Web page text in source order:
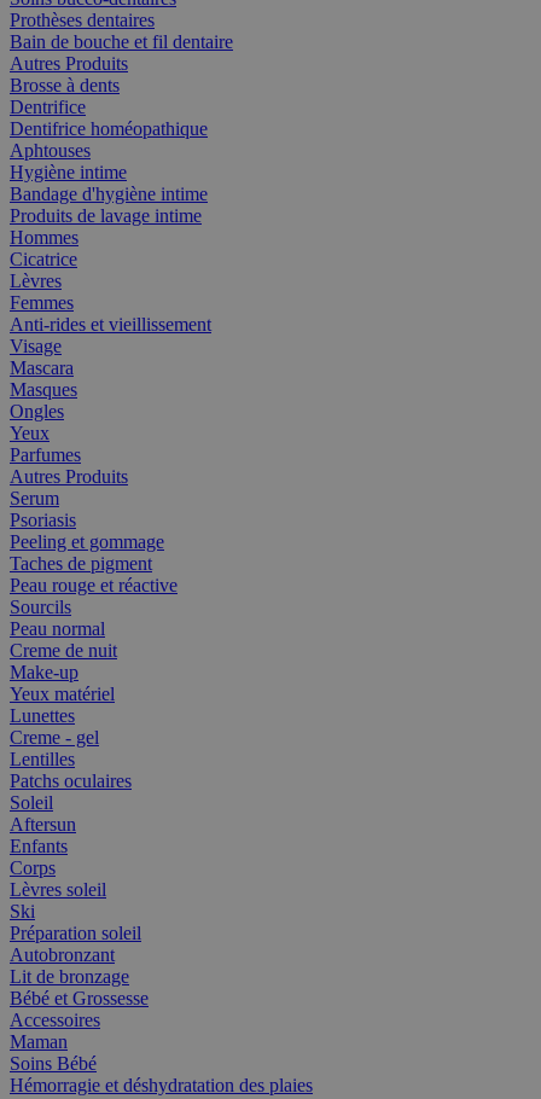
Prothèses dentaires
Bain de bouche et fil dentaire
Autres Produits
Brosse à dents
Dentrifice
Dentifrice homéopathique
Aphtouses
Hygiène intime
Bandage d'hygiène intime
Produits de lavage intime
Hommes
Cicatrice
Lèvres
Femmes
Anti-rides et vieillissement
Visage
Mascara
Masques
Ongles
Yeux
Parfumes
Autres Produits
Serum
Psoriasis
Peeling et gommage
Taches de pigment
Peau rouge et réactive
Sourcils
Peau normal
Creme de nuit
Make-up
Yeux matériel
Lunettes
Creme - gel
Lentilles
Patchs oculaires
Soleil
Aftersun
Enfants
Corps
Lèvres soleil
Ski
Préparation soleil
Autobronzant
Lit de bronzage
Bébé et Grossesse
Accessoires
Maman
Soins Bébé
Hémorragie et déshydratation des plaies